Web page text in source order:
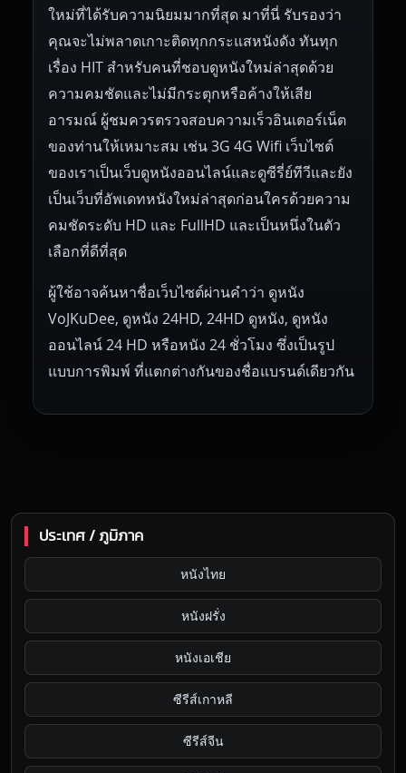
ใหม่ที่ได้รับความนิยมมากที่สุด มาที่นี่ รับรองว่า
คุณจะไม่พลาดเกาะติดทุกกระแสหนังดัง ทันทุก
เรื่อง HIT สำหรับคนที่ชอบดูหนังใหม่ล่าสุดด้วย
ความคมชัดและไม่มีกระตุกหรือค้างให้เสีย
อารมณ์ ผู้ชมควรตรวจสอบความเร็วอินเตอร์เน็ต
ของท่านให้เหมาะสม เช่น 3G 4G Wifi เว็บไซต์
ของเราเป็นเว็บดูหนังออนไลน์และดูซีรี่ย์ทีวีและยัง
เป็นเว็บที่อัพเดทหนังใหม่ล่าสุดก่อนใครด้วยความ
คมชัดระดับ HD และ FullHD และเป็นหนึ่งในตัว
เลือกที่ดีที่สุด
ผู้ใช้อาจค้นหาชื่อเว็บไซต์ผ่านคำว่า ดูหนัง
VoJKuDee, ดูหนัง 24HD, 24HD ดูหนัง, ดูหนัง
ออนไลน์ 24 HD หรือหนัง 24 ชั่วโมง ซึ่งเป็นรูป
แบบการพิมพ์ ที่แตกต่างกันของชื่อแบรนด์เดียวกัน
ประเทศ / ภูมิภาค
หนังไทย
หนังฝรั่ง
หนังเอเชีย
ซีรีส์เกาหลี
ซีรีส์จีน